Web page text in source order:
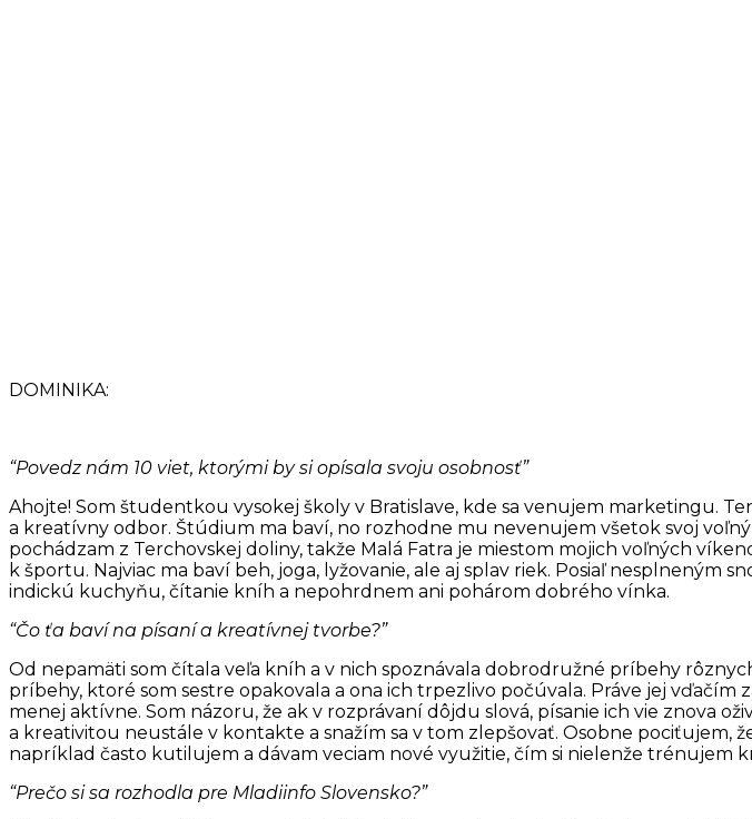
DOMINIKA:
“Povedz nám 10 viet, ktorými by si opísala svoju osobnosť”
Ahojte! Som študentkou vysokej školy v Bratislave, kde sa venujem marketingu.
a kreatívny odbor. Štúdium ma baví, no rozhodne mu nevenujem všetok svoj
pochádzam z Terchovskej doliny, takže Malá Fatra je miestom mojich voľných
k športu. Najviac ma baví beh, joga, lyžovanie, ale aj splav riek. Posiaľ nesplneným
indickú kuchyňu, čítanie kníh a nepohrdnem ani pohárom dobrého vínka.
“Čo ťa baví na písaní a kreatívnej tvorbe?”
Od nepamäti som čítala veľa kníh a v nich spoznávala dobrodružné príbehy
príbehy, ktoré som sestre opakovala a ona ich trpezlivo počúvala. Práve jej vďačím
menej aktívne. Som názoru, že ak v rozprávaní dôjdu slová, písanie ich vie znova
a kreativitou neustále v kontakte a snažím sa v tom zlepšovať. Osobne pociťujem,
napríklad často kutilujem a dávam veciam nové využitie, čím si nielenže trénujem
“Prečo si sa rozhodla pre Mladiinfo Slovensko?”